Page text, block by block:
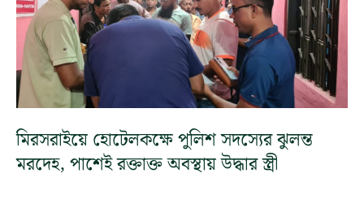
মিরসরাইয়ে হোটেলকক্ষে পুলিশ সদস্যের ঝুলন্ত
মরদেহ, পাশেই রক্তাক্ত অবস্থায় উদ্ধার স্ত্রী